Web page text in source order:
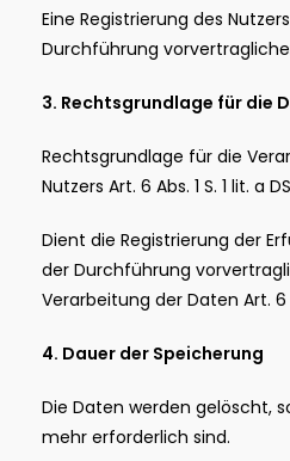
Eine Registrierung des
Durchführung
3. Rechtsgrundlage für die
Rechtsgrundlage für die
Nutzers Art. 6 Abs. 1 S. 1 lit. a
Dient die Registrierung der
der Durchführung
Verarbeitung der Daten Art. 6
4. Dauer der Speicherung
Die Daten werden gelöscht,
mehr erforderlich sind.